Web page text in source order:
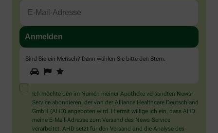
Sind Sie ein Mensch? Dann wählen Sie bitte den Stern.
Sind
Sie
ein
Mensch?
Dann
wählen
Sie
bitte
1 2
Ich möchte den im Namen meiner Apotheke versandten News-
Service abonnieren, der von der Alliance Healthcare Deutschland
GmbH (AHD) angeboten wird. Hiermit willige ich ein, dass AHD
meine E-Mail-Adresse zum Versand des News-Service
verarbeitet. AHD setzt für den Versand und die Analyse des